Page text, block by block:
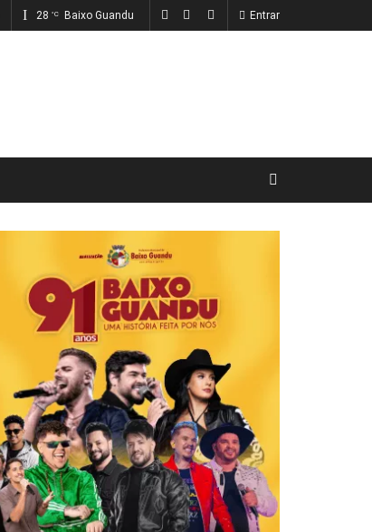
28 °C Baixo Guandu Entrar